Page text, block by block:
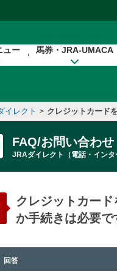
ュー 馬券・JRA-UMACA
イレクト > クレジットカード
FAQ/お問い合わせ
JRAダイレクト（電話・インタ
クレジットカー
か手続きは必要で
回答